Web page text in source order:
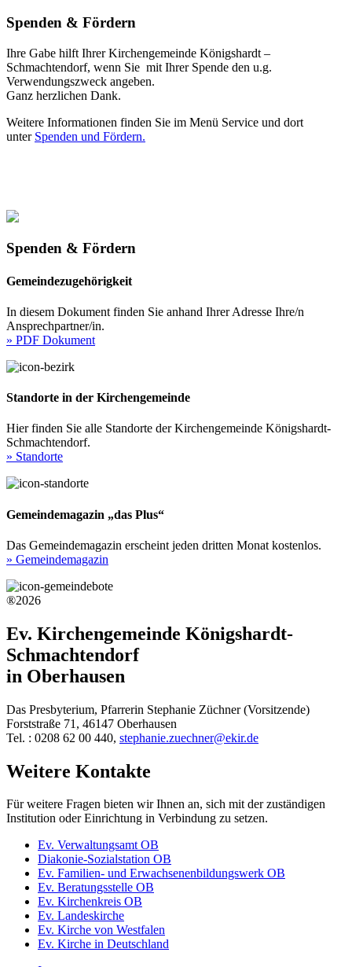
Spenden & Fördern
Ihre Gabe hilft Ihrer Kirchengemeinde Königshardt –
Schmachtendorf, wenn Sie mit Ihrer Spende den u.g.
Verwendungszweck angeben.
Ganz herzlichen Dank.
Weitere Informationen finden Sie im Menü Service und dort
unter Spenden und Fördern.
Spenden & Fördern
Gemeindezugehörigkeit
In diesem Dokument finden Sie anhand Ihrer Adresse Ihre/n
Ansprechpartner/in.
» PDF Dokument
Standorte in der Kirchengemeinde
Hier finden Sie alle Standorte der Kirchengemeinde Königshardt-
Schmachtendorf.
» Standorte
Gemeindemagazin „das Plus“
Das Gemeindemagazin erscheint jeden dritten Monat kostenlos.
» Gemeindemagazin
®2026
Ev. Kirchengemeinde Königshardt-
Schmachtendorf
in Oberhausen
Das Presbyterium, Pfarrerin Stephanie Züchner (Vorsitzende)
Forststraße 71, 46147 Oberhausen
Tel. : 0208 62 00 440, stephanie.zuechner@ekir.de
Weitere Kontakte
Für weitere Fragen bieten wir Ihnen an, sich mit der zuständigen
Institution oder Einrichtung in Verbindung zu setzen.
Ev. Verwaltungsamt OB
Diakonie-Sozialstation OB
Ev. Familien- und Erwachsenenbildungswerk OB
Ev. Beratungsstelle OB
Ev. Kirchenkreis OB
Ev. Landeskirche
Ev. Kirche von Westfalen
Ev. Kirche in Deutschland